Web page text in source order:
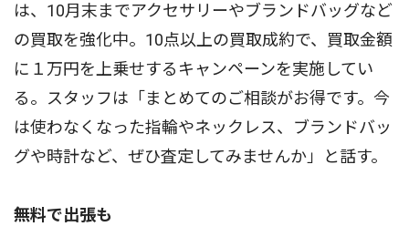
は、10月末までアクセサリーやブランドバッグなど
の買取を強化中。10点以上の買取成約で、買取金額
に１万円を上乗せするキャンペーンを実施してい
る。スタッフは「まとめてのご相談がお得です。今
は使わなくなった指輪やネックレス、ブランドバッ
グや時計など、ぜひ査定してみませんか」と話す。
無料で出張も